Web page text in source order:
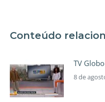
Conteúdo
TV
8 de